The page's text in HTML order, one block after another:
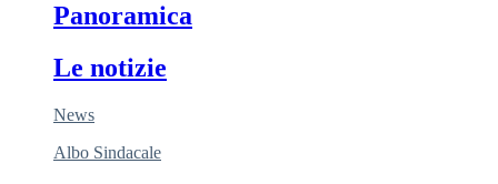
Panoramica
Le notizie
News
Albo Sindacale